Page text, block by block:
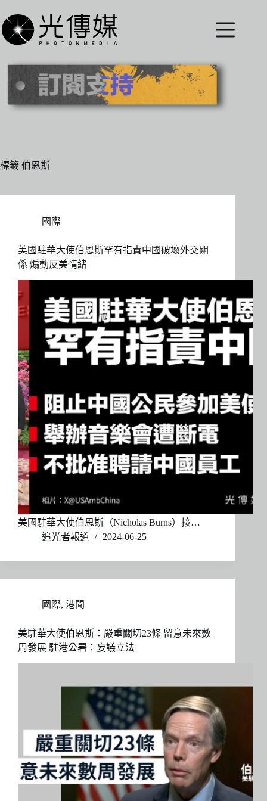
至
主
內
標籤 伯恩斯
國際
美國駐華大使伯恩斯罕有指責中國破壞外交關
係 煽動反美情緒
美國駐華大使伯恩斯（Nicholas Burns）接…
追光者報道
2024-06-25
國際, 港聞
美駐華大使伯恩斯：嚴重關切23條 留意未來數
周發展 駐港公署：妄議立法